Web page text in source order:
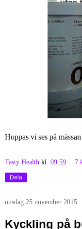
Hoppas vi ses på
Tasty Health kl. 09:59 7
Dela
onsdag 25 november 2015
Kyckling på